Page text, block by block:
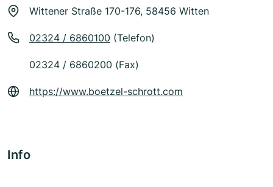
Wittener Straße 170-176, 58456 Witten
02324 / 6860100 (Telefon)
02324 / 6860200 (Fax)
https://www.boetzel-schrott.com
Info